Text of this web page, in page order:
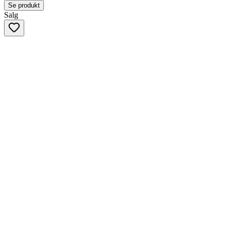
Se produkt
Salg